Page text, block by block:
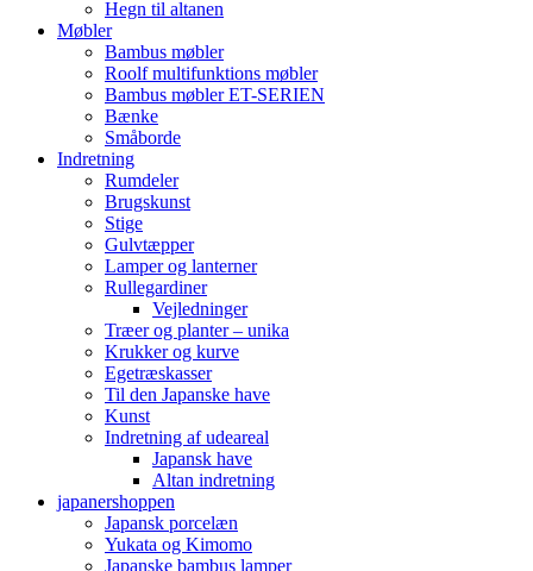
Hegn til altanen
Møbler
Bambus møbler
Roolf multifunktions møbler
Bambus møbler ET-SERIEN
Bænke
Småborde
Indretning
Rumdeler
Brugskunst
Stige
Gulvtæpper
Lamper og lanterner
Rullegardiner
Vejledninger
Træer og planter – unika
Krukker og kurve
Egetræskasser
Til den Japanske have
Kunst
Indretning af udeareal
Japansk have
Altan indretning
japanershoppen
Japansk porcelæn
Yukata og Kimomo
Japanske bambus lamper